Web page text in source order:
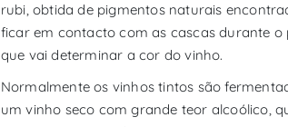
rubi, obtida de pigmentos naturais
ficar em contacto com as cascas durante
que vai determinar a cor do vinho.
Normalmente os vinhos tintos são
um vinho seco com grande teor alcoólico,